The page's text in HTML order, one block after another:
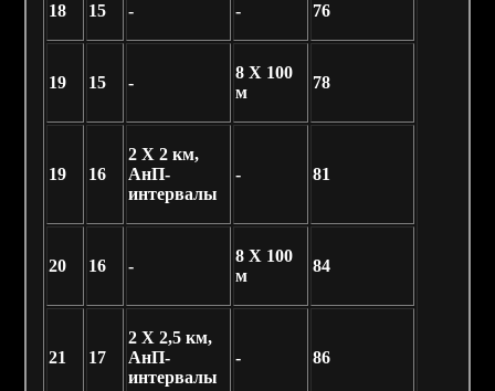
18 15 - - 76
19 15 -
8 X 100
м
78
19 16
2 X 2 км,
АнП-
интервалы
- 81
20 16 -
8 X 100
м
84
21 17
2 X 2,5 км,
АнП-
интервалы
- 86